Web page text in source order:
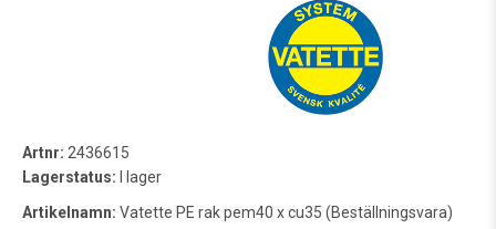
Artnr: 2436615
Lagerstatus: I lager
Artikelnamn: Vatette PE rak pem40 x cu35 (Beställningsvara)